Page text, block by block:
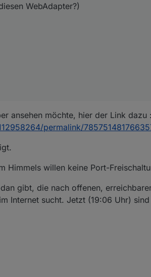
WebAdapter?)
ansehen möchte, hier der Link dazu :
permalink/
Himmels willen keine Port-
gibt, die nach offenen,
Internet sucht. Jetzt (19:06 Uhr)